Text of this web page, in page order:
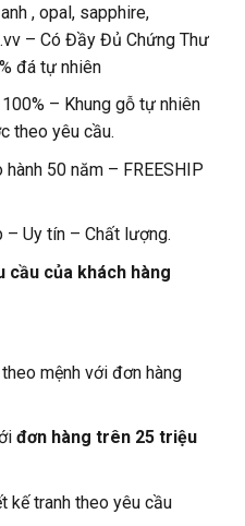
, opal, sapphire,
– Có Đầy Đủ Chứng Thư
đá tự nhiên
– Khung gỗ tự nhiên
theo yêu cầu.
50 năm – FREESHIP
– Uy tín – Chất lượng.
cầu của khách hàng
mệnh với đơn hàng
đơn hàng trên 25 triệu
kế tranh theo yêu cầu